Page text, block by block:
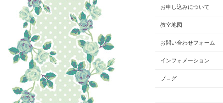
お申し込みについて
教室地図
お問い合わせフォーム
インフォメーション
ブログ